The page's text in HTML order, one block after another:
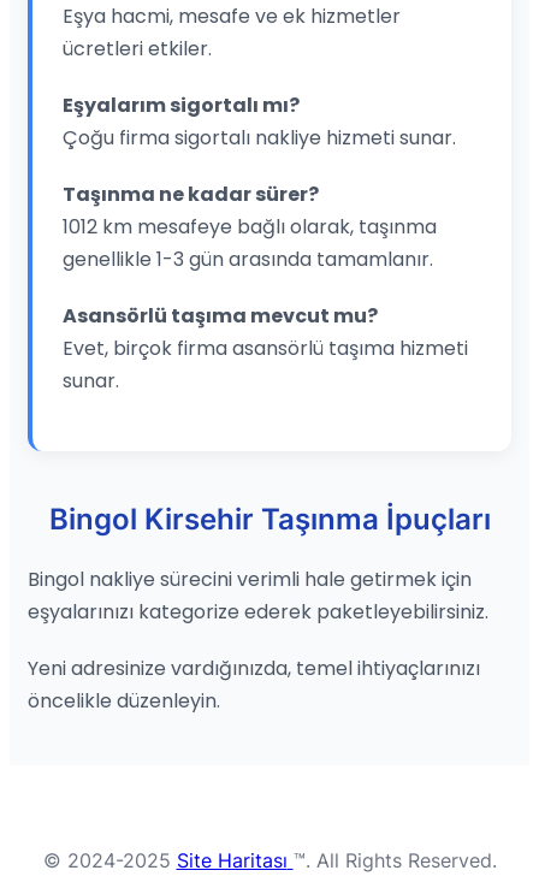
Eşya hacmi, mesafe ve ek hizmetler
ücretleri etkiler.
Eşyalarım sigortalı mı?
Çoğu firma sigortalı nakliye hizmeti sunar.
Taşınma ne kadar sürer?
1012 km mesafeye bağlı olarak, taşınma
genellikle 1-3 gün arasında tamamlanır.
Asansörlü taşıma mevcut mu?
Evet, birçok firma asansörlü taşıma hizmeti
sunar.
Bingol Kirsehir Taşınma İpuçları
Bingol nakliye sürecini verimli hale getirmek için
eşyalarınızı kategorize ederek paketleyebilirsiniz.
Yeni adresinize vardığınızda, temel ihtiyaçlarınızı
öncelikle düzenleyin.
© 2024-2025 Site Haritası ™. All Rights Reserved.